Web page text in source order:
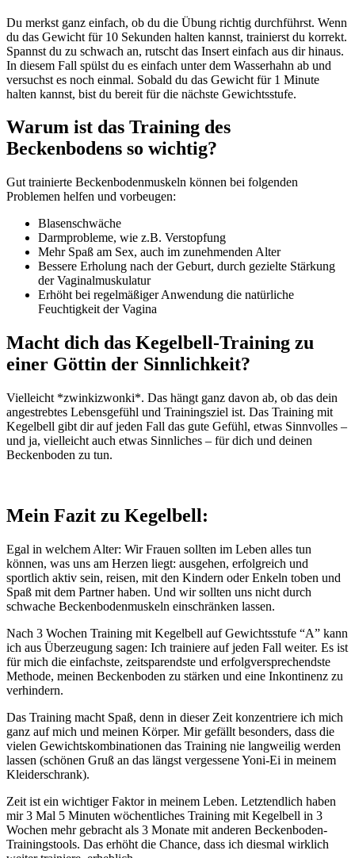
Du merkst ganz einfach, ob du die Übung richtig durchführst. Wenn
du das Gewicht für 10 Sekunden halten kannst, trainierst du korrekt.
Spannst du zu schwach an, rutscht das Insert einfach aus dir hinaus.
In diesem Fall spülst du es einfach unter dem Wasserhahn ab und
versuchst es noch einmal. Sobald du das Gewicht für 1 Minute
halten kannst, bist du bereit für die nächste Gewichtsstufe.
Warum ist das Training des
Beckenbodens so wichtig?
Gut trainierte Beckenbodenmuskeln können bei folgenden
Problemen helfen und vorbeugen:
Blasenschwäche
Darmprobleme, wie z.B. Verstopfung
Mehr Spaß am Sex, auch im zunehmenden Alter
Bessere Erholung nach der Geburt, durch gezielte Stärkung
der Vaginalmuskulatur
Erhöht bei regelmäßiger Anwendung die natürliche
Feuchtigkeit der Vagina
Macht dich das Kegelbell-Training zu
einer Göttin der Sinnlichkeit?
Vielleicht *zwinkizwonki*. Das hängt ganz davon ab, ob das dein
angestrebtes Lebensgefühl und Trainingsziel ist. Das Training mit
Kegelbell gibt dir auf jeden Fall das gute Gefühl, etwas Sinnvolles –
und ja, vielleicht auch etwas Sinnliches – für dich und deinen
Beckenboden zu tun.
Mein Fazit zu Kegelbell:
Egal in welchem Alter: Wir Frauen sollten im Leben alles tun
können, was uns am Herzen liegt: ausgehen, erfolgreich und
sportlich aktiv sein, reisen, mit den Kindern oder Enkeln toben und
Spaß mit dem Partner haben. Und wir sollten uns nicht durch
schwache Beckenbodenmuskeln einschränken lassen.
Nach 3 Wochen Training mit Kegelbell auf Gewichtsstufe “A” kann
ich aus Überzeugung sagen: Ich trainiere auf jeden Fall weiter. Es ist
für mich die einfachste, zeitsparendste und erfolgversprechendste
Methode, meinen Beckenboden zu stärken und eine Inkontinenz zu
verhindern.
Das Training macht Spaß, denn in dieser Zeit konzentriere ich mich
ganz auf mich und meinen Körper. Mir gefällt besonders, dass die
vielen Gewichtskombinationen das Training nie langweilig werden
lassen (schönen Gruß an das längst vergessene Yoni-Ei in meinem
Kleiderschrank).
Zeit ist ein wichtiger Faktor in meinem Leben. Letztendlich haben
mir 3 Mal 5 Minuten wöchentliches Training mit Kegelbell in 3
Wochen mehr gebracht als 3 Monate mit anderen Beckenboden-
Trainingstools. Das erhöht die Chance, dass ich diesmal wirklich